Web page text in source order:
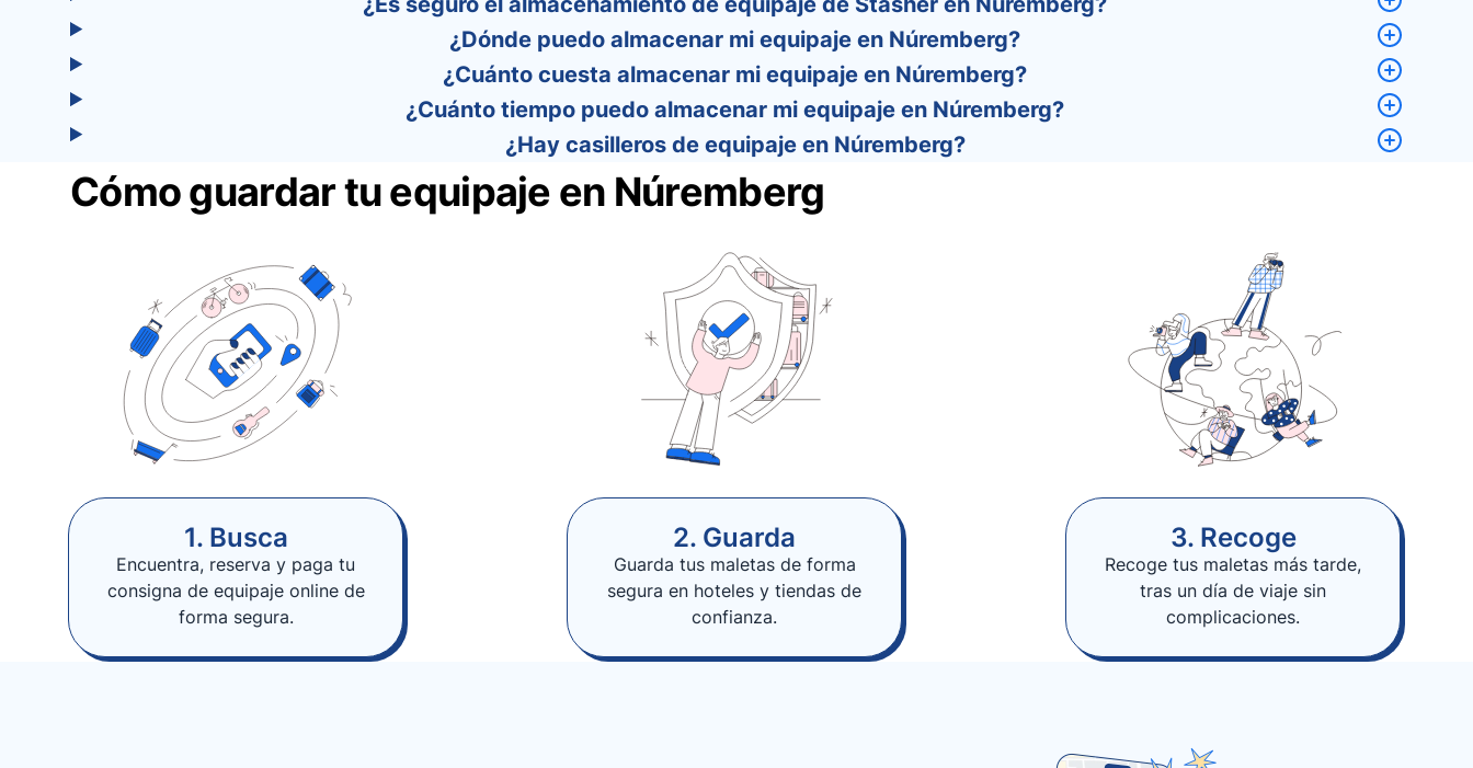
¿Dónde puedo almacenar mi equipaje en Núremberg?
¿Cuánto cuesta almacenar mi equipaje en Núremberg?
¿Cuánto tiempo puedo almacenar mi equipaje en Núremberg?
¿Hay casilleros de equipaje en Núremberg?
Cómo guardar tu equipaje en Núremberg
1. Busca
Encuentra, reserva y paga tu
consigna de equipaje online de
forma segura.
2. Guarda
Guarda tus maletas de forma
segura en hoteles y tiendas de
confianza.
3. Recoge
Recoge tus maletas más tarde,
tras un día de viaje sin
complicaciones.